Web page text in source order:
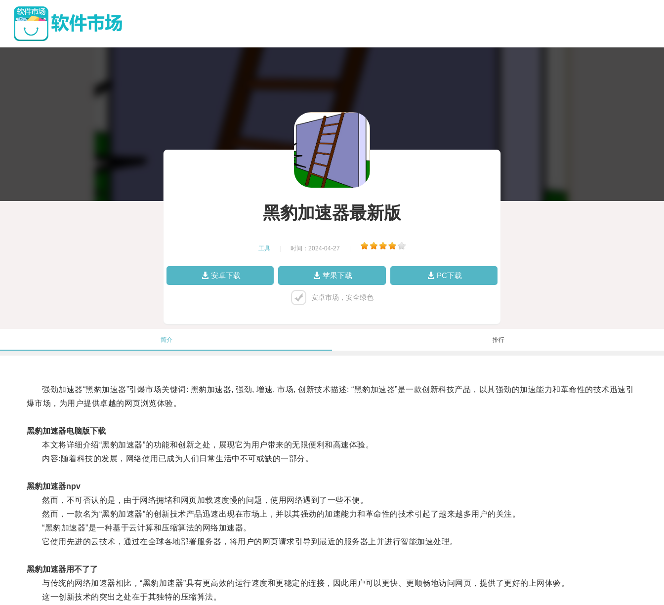
黑豹加速器最新版
工具 时间：2024-04-27
安卓下载 苹果下载 PC下载
安卓市场，安全绿色
简介 排行
强劲加速器“黑豹加速器”引爆市场关键词: 黑豹加速器, 强劲, 增速, 市场, 创新技术描述: “黑豹加速器”是一款创新科技产品，以其强劲的加速能力和革命性的技术迅速引
爆市场，为用户提供卓越的网页浏览体验。
黑豹加速器电脑版下载
本文将详细介绍“黑豹加速器”的功能和创新之处，展现它为用户带来的无限便利和高速体验。
内容:随着科技的发展，网络使用已成为人们日常生活中不可或缺的一部分。
黑豹加速器npv
然而，不可否认的是，由于网络拥堵和网页加载速度慢的问题，使用网络遇到了一些不便。
然而，一款名为“黑豹加速器”的创新技术产品迅速出现在市场上，并以其强劲的加速能力和革命性的技术引起了越来越多用户的关注。
“黑豹加速器”是一种基于云计算和压缩算法的网络加速器。
它使用先进的云技术，通过在全球各地部署服务器，将用户的网页请求引导到最近的服务器上并进行智能加速处理。
黑豹加速器用不了了
与传统的网络加速器相比，“黑豹加速器”具有更高效的运行速度和更稳定的连接，因此用户可以更快、更顺畅地访问网页，提供了更好的上网体验。
这一创新技术的突出之处在于其独特的压缩算法。